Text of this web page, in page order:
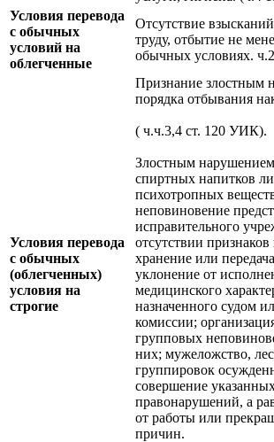
Условия перевода
с обычных
условий на
облегченные
Отсутствие
труду, отбытие не
обычных условиях.
Условия перевода
с обычных
(облегченных)
условия на
строгие
Признание злостным
порядка отбывания
( ч.ч.3,4 ст. 120 УИК).
Злостным нарушением
спиртных напитков
психотропных
неповиновение
исправительного
отсутствии
хранение или
уклонение от
медицинского
назначенного судом
комиссии;
групповых
них; мужеложство,
группировок
совершение
правонарушений, а
от работы или
причин.